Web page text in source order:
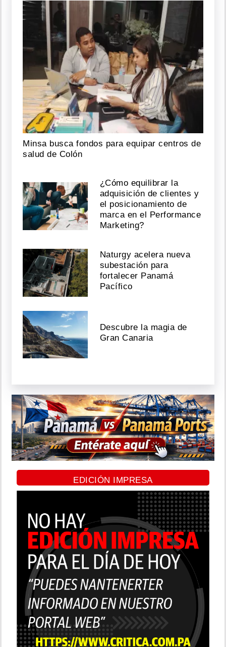
Minsa busca fondos para equipar centros de
salud de Colón
¿Cómo equilibrar la
adquisición de clientes y
el posicionamiento de
marca en el Performance
Marketing?
Naturgy acelera nueva
subestación para
fortalecer Panamá
Pacífico
Descubre la magia de
Gran Canaria
EDICIÓN IMPRESA